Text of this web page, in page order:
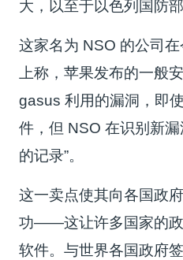
大，以至于以色列国防
这家名为 NSO 的公司
上称，苹果发布的一般
gasus 利用的漏洞，即
件，但 NSO 在识别新
的记录”。
这一卖点使其向各国政
功——这让许多国家的
软件。与世界各国政府